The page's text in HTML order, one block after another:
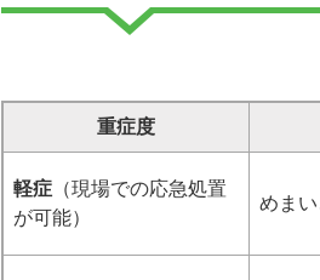
重症度
軽症 （現場での応急処置
が可能）
めま